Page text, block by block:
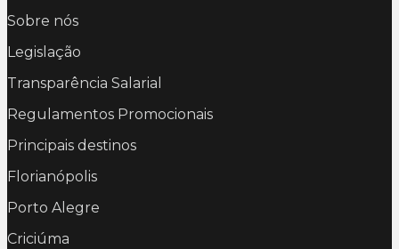
Sobre nós
Legislação
Transparência Salarial
Regulamentos Promocionais
Principais destinos
Florianópolis
Porto Alegre
Criciúma